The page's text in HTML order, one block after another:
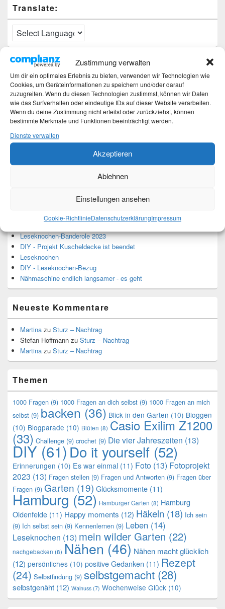
Zustimmung verwalten
Um dir ein optimales Erlebnis zu bieten, verwenden wir Technologien wie
Cookies, um Geräteinformationen zu speichern und/oder darauf
zuzugreifen. Wenn du diesen Technologien zustimmst, können wir Daten
wie das Surfverhalten oder eindeutige IDs auf dieser Website verarbeiten.
Wenn du deine Zustimmung nicht erteilst oder zurückziehst, können
bestimmte Merkmale und Funktionen beeinträchtigt werden.
Dienste verwalten
Akzeptieren
Ablehnen
Einstellungen ansehen
Cookie-RichtlinieDatenschutzerklärungImpressum
Translate:
Neueste Beiträge
Hochzeitstage und ihre Bedeutung
Sturz – Nachtrag
Sturz mit Folgen
Gibt es was Neues?
Top-Beiträge und Top-Seiten
Leseknochen-Banderole 2023
DIY - Projekt Kuscheldecke ist beendet
Leseknochen
DIY - Leseknochen-Bezug
Nähmaschine endlich langsamer - es geht
Neueste Kommentare
Martina zu Sturz – Nachtrag
Stefan Hoffmann zu Sturz – Nachtrag
Martina zu Sturz – Nachtrag
Themen
1000 Fragen (9) 1000 Fragen an dich selbst (9) 1000 Fragen an mich
selbst (9) backen (36) Blick in den Garten (10) Bloggen
(10) Blogparade (10) Blüten (8) Casio Exilim Z1200
(33) Challenge (9) crochet (9) Die vier Jahreszeiten (13)
DIY (61)Do it yourself (52)
Erinnerungen (10) Es war einmal (11) Foto (13) Fotoprojekt
2023 (13) Fragen stellen (9) Fragen und Antworten (9) Fragen über
Fragen (9) Garten (19) Glücksmomente (11)
Hamburg (52) Hamburger Garten (8) Hamburg
Oldenfelde (11) Happy moments (12) Häkeln (18) Ich sein
(9) Ich selbst sein (9) Kennenlernen (9) Leben (14)
Leseknochen (13) mein wilder Garten (22)
nachgebacken (8) Nähen (46) Nähen macht glücklich
(12) persönliches (10) positive Gedanken (11) Rezept
(24) Selbstfindung (9) selbstgemacht (28)
selbstgenäht (12) Walnuss (7) Wochenweise Glück (10)